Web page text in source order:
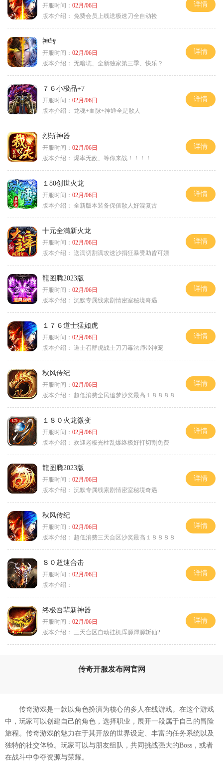
开服时间： 02月/06日
版本介绍： 免费会员上线送极速刀全自动捡
详情
神转
开服时间： 02月/06日
版本介绍： 无暗坑、全新独家第三季、快乐？
详情
７６小极品+7
开服时间： 02月/06日
版本介绍： 龙魂+血脉+神通全是散人
详情
烈斩神器
开服时间： 02月/06日
版本介绍： 爆率无敌、等你来战！！！！
详情
１80创世火龙
开服时间： 02月/06日
版本介绍： 全新版本装备保值散人好混复古
详情
十元全满新火龙
开服时间： 02月/06日
版本介绍： 送满切割满攻速沙捐狂暴赞助皆可嫖
详情
龍图腾2023版
开服时间： 02月/06日
版本介绍： 沉默专属线索剧情密室秘境奇遇.
详情
１７６道士猛如虎
开服时间： 02月/06日
版本介绍： 道士召群虎战士刀刀毒法师带神宠
详情
秋风传纪
开服时间： 02月/06日
版本介绍：
超低消费全民追梦沙奖最高１８８８８
详情
１８０火龙微变
开服时间： 02月/06日
版本介绍： 欢迎老板光柱乱爆终极好打切割免费
详情
龍图腾2023版
开服时间： 02月/06日
版本介绍： 沉默专属线索剧情密室秘境奇遇.
详情
秋风传纪
开服时间： 02月/06日
版本介绍：
超低消费三天合区沙奖最高１８８８８
详情
８０超速合击
开服时间： 02月/06日
版本介绍：
详情
终极吾辈新神器
开服时间： 02月/06日
版本介绍：
三天合区自动挂机浑源渾源斩仙2
详情
传奇开服发布网官网
传奇游戏是一款以角色扮演为核心的多人在线游戏。在这个游戏
中，玩家可以创建自己的角色，选择职业，展开一段属于自己的冒险
旅程。传奇游戏的魅力在于其开放的世界设定、丰富的任务系统以及
独特的社交体验。玩家可以与朋友组队，共同挑战强大的Boss，或者
在战斗中争夺资源与荣耀。